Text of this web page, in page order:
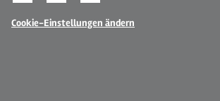
Cookie-Einstellungen ändern